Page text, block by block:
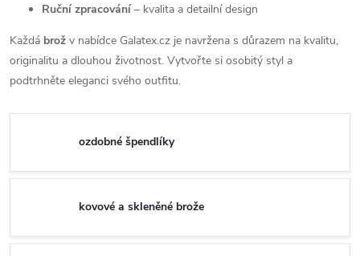
Ruční zpracování – kvalita a detailní design
Každá brož v nabídce Galatex.cz je navržena s důrazem na kvalitu,
originalitu a dlouhou životnost. Vytvořte si osobitý styl a
podtrhněte eleganci svého outfitu.
ozdobné špendlíky
kovové a skleněné brože